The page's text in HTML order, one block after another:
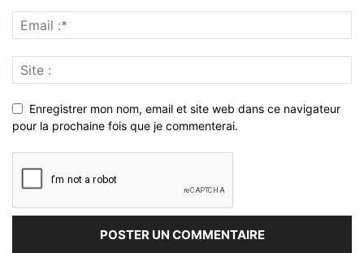
Enregistrer mon nom, email et site web dans ce navigateur
pour la prochaine fois que je commenterai.